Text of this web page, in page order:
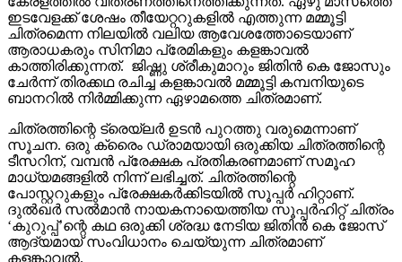
ഇടവേളക്ക് ശേഷം തീയേറ്ററുകളിൽ എത്തുന്ന മമ്മൂട്ടി
ചിത്രമെന്ന നിലയിൽ വലിയ ആവേശത്തോടെയാണ്
ആരാധകരും സിനിമാ പ്രേമികളും കളങ്കാവൽ
കാത്തിരിക്കുന്നത്. ജിഷ്ണു ശ്രീകുമാറും ജിതിൻ കെ ജോസും
ചേർന്ന് തിരക്കഥ രചിച്ച കളങ്കാവൽ മമ്മൂട്ടി കമ്പനിയുടെ
ബാനറിൽ നിർമ്മിക്കുന്ന ഏഴാമത്തെ ചിത്രമാണ്.
ചിത്രത്തിന്റെ ട്രെയ്‌ലർ ഉടൻ പുറത്തു വരുമെന്നാണ്
സൂചന. ഒരു ക്രൈം ഡ്രാമയായി ഒരുക്കിയ ചിത്രത്തിന്റെ
ടീസറിന്, വമ്പൻ പ്രേക്ഷക പ്രതികരണമാണ് സമൂഹ
മാധ്യമങ്ങളിൽ നിന്ന് ലഭിച്ചത്. ചിത്രത്തിന്റെ
പോസ്റ്ററുകളും പ്രേക്ഷകർക്കിടയിൽ സൂപ്പർ ഹിറ്റാണ്.
ദുൽഖർ സൽമാൻ നായകനായെത്തിയ സൂപ്പർഹിറ്റ് ചിത്രം
‘കുറുപ്പ്’ന്റെ കഥ ഒരുക്കി ശ്രദ്ധ നേടിയ ജിതിൻ കെ ജോസ്
ആദ്യമായ് സംവിധാനം ചെയ്യുന്ന ചിത്രമാണ്
കളങ്കാവൽ.